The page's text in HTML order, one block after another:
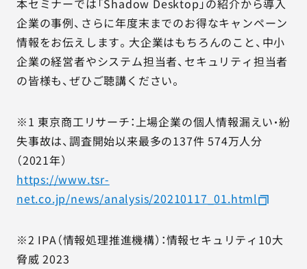
本セミナーでは「Shadow Desktop」の紹介から導入
企業の事例、さらに年度末までのお得なキャンペーン
情報をお伝えします。大企業はもちろんのこと、中小
企業の経営者やシステム担当者、セキュリティ担当者
の皆様も、ぜひご聴講ください。
※1 東京商工リサーチ：上場企業の個人情報漏えい・紛
失事故は、調査開始以来最多の137件 574万人分
（2021年）
https://www.tsr-
net.co.jp/news/analysis/20210117_01.html
※2 IPA（情報処理推進機構）：情報セキュリティ10大
脅威 2023